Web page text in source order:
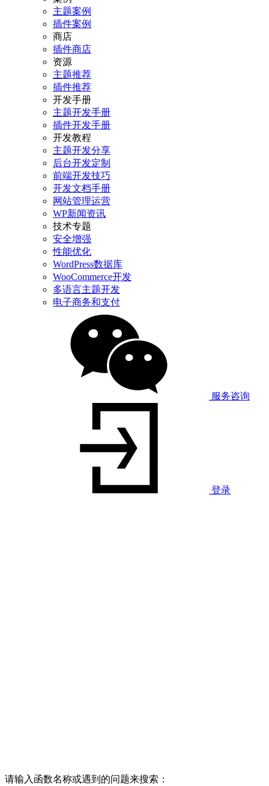
主题案例
插件案例
商店
插件商店
资源
主题推荐
插件推荐
开发手册
主题开发手册
插件开发手册
开发教程
主题开发分享
后台开发定制
前端开发技巧
开发文档手册
网站管理运营
WP新闻资讯
技术专题
安全增强
性能优化
WordPress数据库
WooCommerce开发
多语言主题开发
电子商务和支付
服务咨询
登录
请输入函数名称或遇到的问题来搜索：